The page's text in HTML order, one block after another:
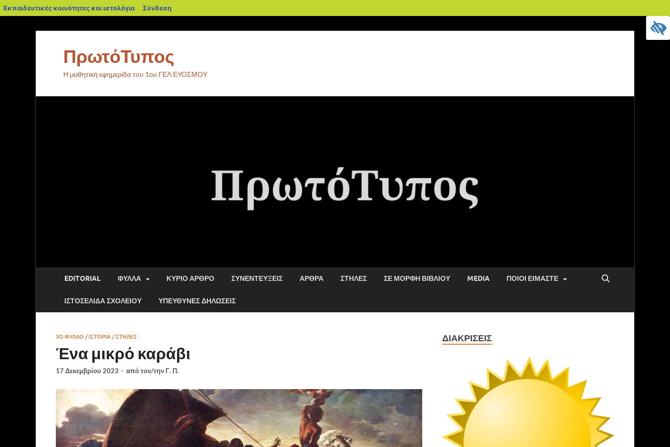
Εκπαιδευτικές κοινότητες και ιστολόγια Σύνδεση
ΠρωτόΤυπος
Η μαθητική εφημερίδα του 1ου ΓΕΛ ΕΥΟΣΜΟΥ
EDITORIAL ΦΎΛΛΑ ΚΎΡΙΟ ΆΡΘΡΟ ΣΥΝΕΝΤΕΎΞΕΙΣ ΆΡΘΡΑ ΣΤΉΛΕΣ ΣΕ ΜΟΡΦΉ ΒΙΒΛΊΟΥ MEDIA ΠΟΙΟΙ ΕΊΜΑΣΤΕ
ΙΣΤΟΣΕΛΊΔΑ ΣΧΟΛΕΊΟΥ ΥΠΕΎΘΥΝΕΣ ΔΗΛΏΣΕΙΣ
3Ο ΦΥΛΛΟ /ΙΣΤΟΡΙΑ /ΣΤΉΛΕΣ
Ένα μικρό καράβι
17 Δεκεμβρίου 2023 - από τον/την Γ. Π.
ΔΙΑΚΡΊΣΕΙΣ